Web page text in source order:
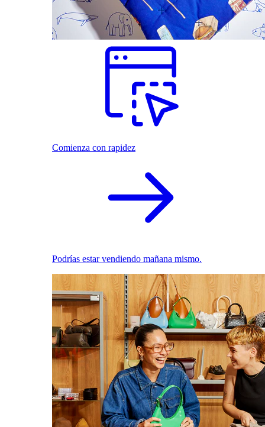
Comienza con rapidez
Podrías estar vendiendo mañana mismo.